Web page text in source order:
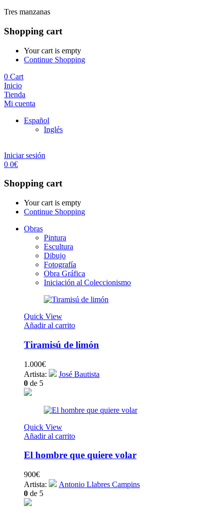
Tres manzanas
Shopping cart
Your cart is empty
Continue Shopping
0 Cart
Inicio
Tienda
Mi cuenta
Español
Inglés
Iniciar sesión
0 0€
Shopping cart
Your cart is empty
Continue Shopping
Obras
Pintura
Escultura
Dibujo
Fotografía
Obra Gráfica
Iniciación al Coleccionismo
Quick View
Añadir al carrito
Tiramisú de limón
1.000€
Artista:
José Bautista
0 de 5
Quick View
Añadir al carrito
El hombre que quiere volar
900€
Artista:
Antonio Llabres Campins
0 de 5